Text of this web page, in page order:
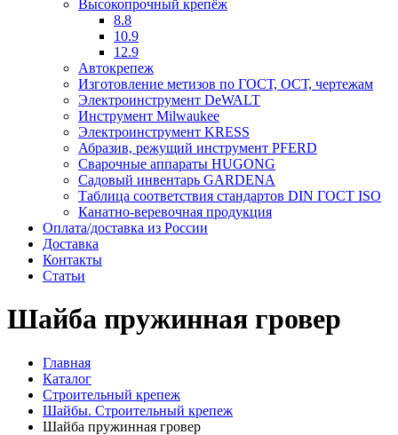
Высокопрочный крепёж
8.8
10.9
12.9
Автокрепеж
Изготовление метизов по ГОСТ, ОСТ, чертежам
Электроинструмент DeWALT
Инструмент Milwaukee
Электроинструмент KRESS
Абразив, режущий инструмент PFERD
Сварочные аппараты HUGONG
Садовый инвентарь GARDENA
Таблица соответствия стандартов DIN ГОСТ ISO
Канатно-веревочная продукция
Оплата/доставка из России
Доставка
Контакты
Статьи
Шайба пружинная гровер
Главная
Каталог
Строительный крепеж
Шайбы. Строительный крепеж
Шайба пружинная гровер